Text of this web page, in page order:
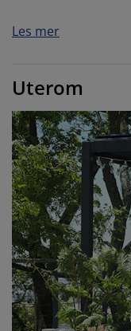
Les mer
Uterom